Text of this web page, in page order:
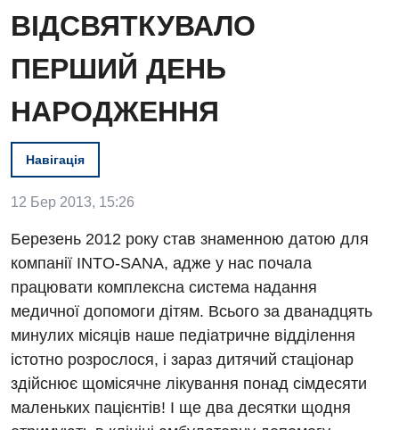
ВІДСВЯТКУВАЛО
ПЕРШИЙ ДЕНЬ
НАРОДЖЕННЯ
Навігація
12 Бер 2013, 15:26
Березень 2012 року став знаменною датою для
компанії INTO-SANA, адже у нас почала
працювати комплексна система надання
медичної допомоги дітям. Всього за дванадцять
минулих місяців наше педіатричне відділення
істотно розрослося, і зараз дитячий стаціонар
здійснює щомісячне лікування понад сімдесяти
маленьких пацієнтів! І ще два десятки щодня